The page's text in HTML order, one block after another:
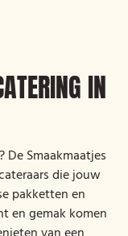
IN
Smaakmaatjes
die jouw
pakketten en
en gemak komen